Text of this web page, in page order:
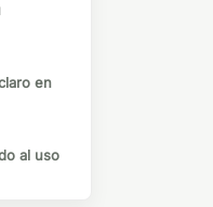
en
al uso